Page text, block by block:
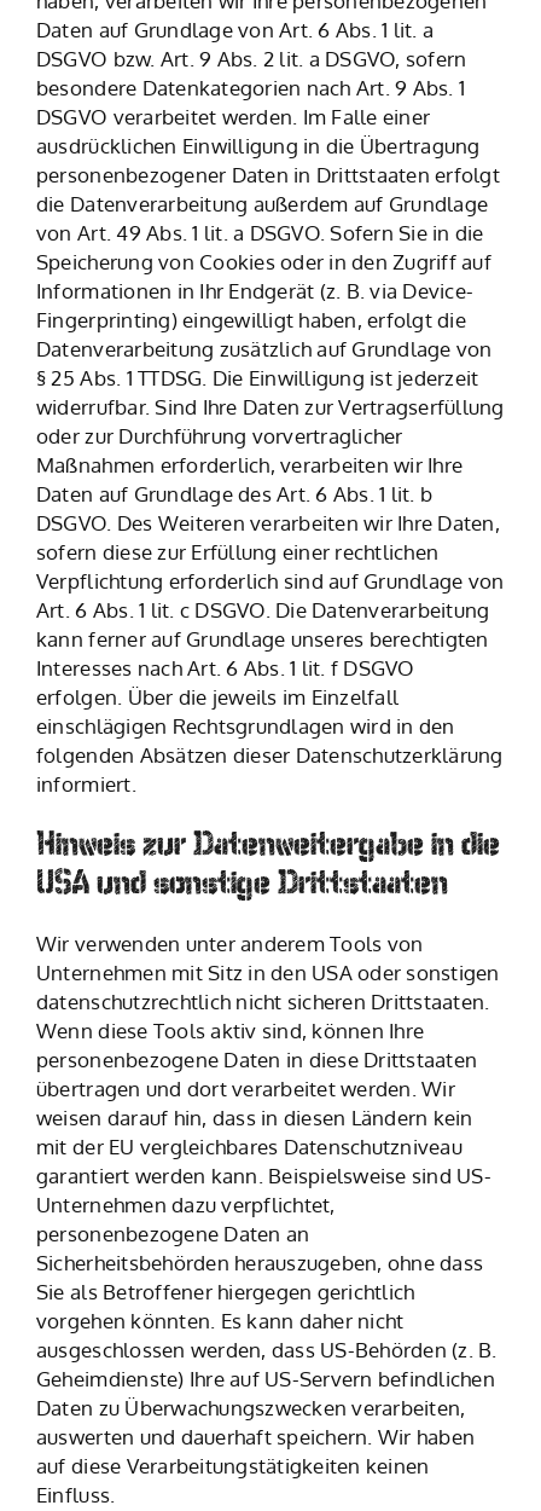
Daten auf Grundlage von Art. 6 Abs. 1 lit. a
DSGVO bzw. Art. 9 Abs. 2 lit. a DSGVO, sofern
besondere Datenkategorien nach Art. 9 Abs. 1
DSGVO verarbeitet werden. Im Falle einer
ausdrücklichen Einwilligung in die Übertragung
personenbezogener Daten in Drittstaaten erfolgt
die Datenverarbeitung außerdem auf Grundlage
von Art. 49 Abs. 1 lit. a DSGVO. Sofern Sie in die
Speicherung von Cookies oder in den Zugriff auf
Informationen in Ihr Endgerät (z. B. via Device-
Fingerprinting) eingewilligt haben, erfolgt die
Datenverarbeitung zusätzlich auf Grundlage von
§ 25 Abs. 1 TTDSG. Die Einwilligung ist jederzeit
widerrufbar. Sind Ihre Daten zur Vertragserfüllung
oder zur Durchführung vorvertraglicher
Maßnahmen erforderlich, verarbeiten wir Ihre
Daten auf Grundlage des Art. 6 Abs. 1 lit. b
DSGVO. Des Weiteren verarbeiten wir Ihre Daten,
sofern diese zur Erfüllung einer rechtlichen
Verpflichtung erforderlich sind auf Grundlage von
Art. 6 Abs. 1 lit. c DSGVO. Die Datenverarbeitung
kann ferner auf Grundlage unseres berechtigten
Interesses nach Art. 6 Abs. 1 lit. f DSGVO
erfolgen. Über die jeweils im Einzelfall
einschlägigen Rechtsgrundlagen wird in den
folgenden Absätzen dieser Datenschutzerklärung
informiert.
Hinweis zur Datenweitergabe in die
USA und sonstige Drittstaaten
Wir verwenden unter anderem Tools von
Unternehmen mit Sitz in den USA oder sonstigen
datenschutzrechtlich nicht sicheren Drittstaaten.
Wenn diese Tools aktiv sind, können Ihre
personenbezogene Daten in diese Drittstaaten
übertragen und dort verarbeitet werden. Wir
weisen darauf hin, dass in diesen Ländern kein
mit der EU vergleichbares Datenschutzniveau
garantiert werden kann. Beispielsweise sind US-
Unternehmen dazu verpflichtet,
personenbezogene Daten an
Sicherheitsbehörden herauszugeben, ohne dass
Sie als Betroffener hiergegen gerichtlich
vorgehen könnten. Es kann daher nicht
ausgeschlossen werden, dass US-Behörden (z. B.
Geheimdienste) Ihre auf US-Servern befindlichen
Daten zu Überwachungszwecken verarbeiten,
auswerten und dauerhaft speichern. Wir haben
auf diese Verarbeitungstätigkeiten keinen
Einfluss.